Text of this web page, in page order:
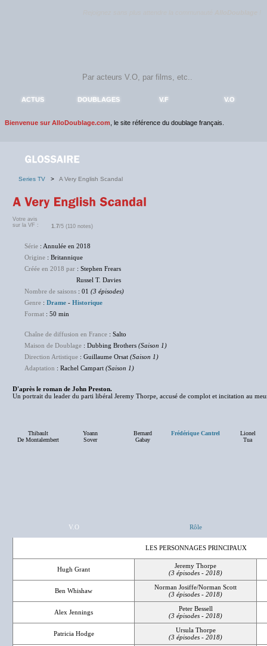
ACTUS DOUBLAGES V.F V.O
Bienvenue sur AlloDoublage.com , le site référence du doublage français.
Series TV > A Very English Scandal
Votre avis
sur la VF :
1.7/5 (110 notes)
Série : Annulée en 2018
Origine : Britannique
Créée en 2018 par : Stephen Frears
Russel T. Davies
Nombre de saisons : 01 (3 épisodes)
Genre : Drame - Historique
Format : 50 min
Chaîne de diffusion en France : Salto
Maison de Doublage : Dubbing Brothers (Saison 1)
Direction Artistique : Guillaume Orsat (Saison 1)
Adaptation : Rachel Campart (Saison 1)
D'après le roman de John Preston.
Un portrait du leader du parti libéral Jeremy Thorpe, accusé de complot et incitation au
Thibault
De Montalembert
Yoann
Sover
Bernard
Gabay
Frédérique Cantrel
Lionel
Tua
V.O Rôle
LES PERSONNAGES PRINCIPAUX
Hugh Grant
Jeremy Thorpe
(3 épisodes - 2018)
Ben Whishaw
Norman Josiffe/Norman Scott
(3 épisodes - 2018)
Alex Jennings
Peter Bessell
(3 épisodes - 2018)
Patricia Hodge
Ursula Thorpe
(3 épisodes - 2018)